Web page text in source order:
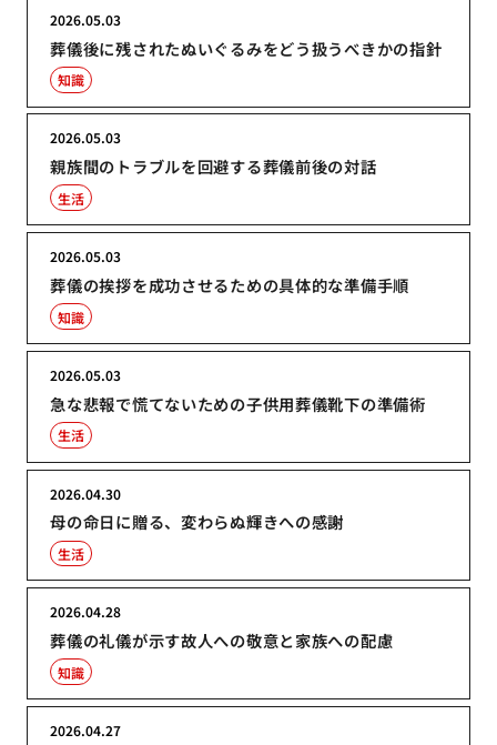
葬儀後に残されたぬいぐるみをどう扱うべきかの指針
2026.05.03
知識
親族間のトラブルを回避する葬儀前後の対話
2026.05.03
生活
葬儀の挨拶を成功させるための具体的な準備手順
2026.05.03
知識
急な悲報で慌てないための子供用葬儀靴下の準備術
2026.05.03
生活
母の命日に贈る、変わらぬ輝きへの感謝
2026.04.30
生活
葬儀の礼儀が示す故人への敬意と家族への配慮
2026.04.28
知識
2026.04.27